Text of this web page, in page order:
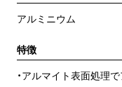
アルミニウム
特徴
・アルマイト表面処理